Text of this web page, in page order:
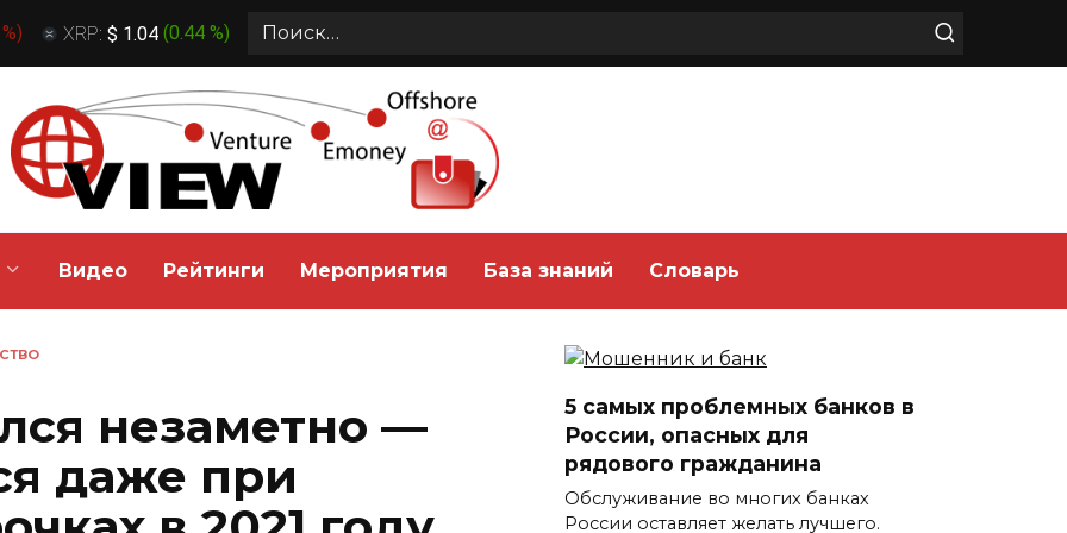
) XRP: $ 1.04 (0.44 %)
Search
Видео Рейтинги Мероприятия База знаний Словарь
незаметно —
даже при
5 самых проблемных банков в
России, опасных для
рядового гражданина
Обслуживание во многих банках
России оставляет желать лучшего.